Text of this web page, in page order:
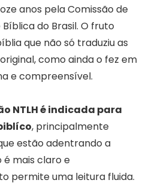
anos pela Comissão de
do Brasil. O fruto
que não só traduziu as
como ainda o fez em
e compreensível.
NTLH é indicada para
, principalmente
estão adentrando a
é mais claro e
permite uma leitura fluida.